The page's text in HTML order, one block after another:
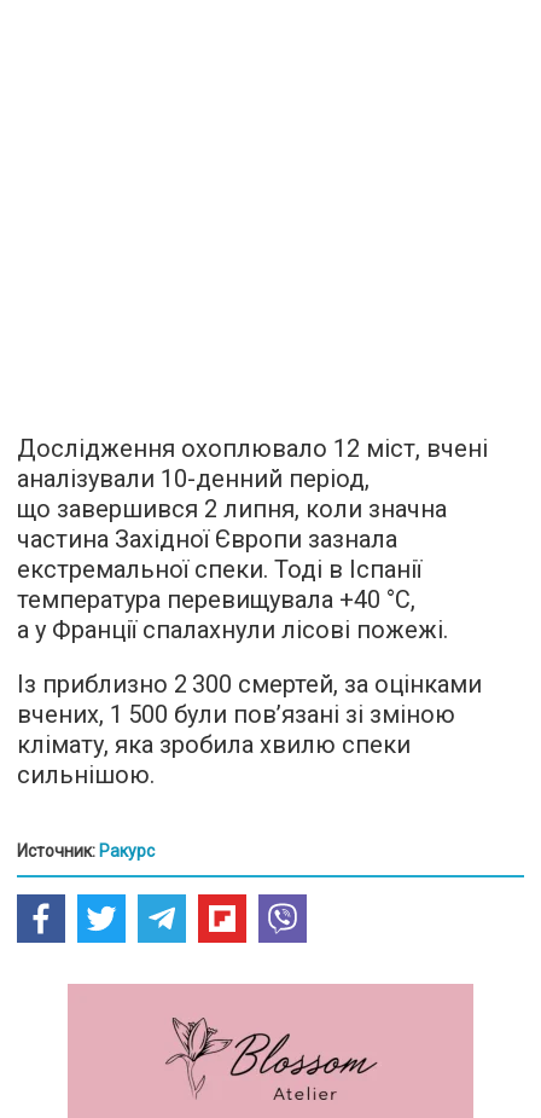
Дослідження охоплювало 12 міст, вчені
аналізували 10-денний період,
що завершився 2 липня, коли значна
частина Західної Європи зазнала
екстремальної спеки. Тоді в Іспанії
температура перевищувала +40 °C,
а у Франції спалахнули лісові пожежі.
Із приблизно 2 300 смертей, за оцінками
вчених, 1 500 були пов’язані зі зміною
клімату, яка зробила хвилю спеки
сильнішою.
Источник: Ракурс